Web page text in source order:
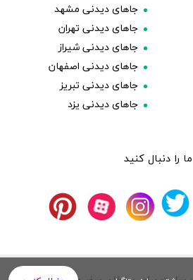
جاهای دیدنی مشهد
جاهای دیدنی تهران
جاهای دیدنی شیراز
جاهای دیدنی اصفهان
جاهای دیدنی تبریز
جاهای دیدنی یزد
ما را دنبال کنید